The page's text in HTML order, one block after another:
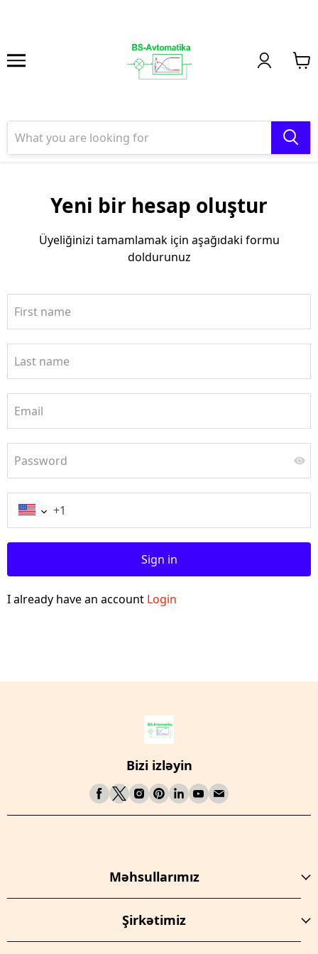
Yeni bir hesap oluştur
Üyeliğinizi tamamlamak için aşağıdaki formu
doldurunuz
First name
Last name
Email
Password
Sign in
I already have an account Login
Bizi izləyin
Məhsullarımız
Şirkətimiz